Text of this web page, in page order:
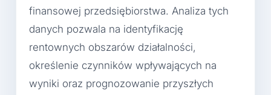
finansowej przedsiębiorstwa. Analiza tych
danych pozwala na identyfikację
rentownych obszarów działalności,
określenie czynników wpływających na
wyniki oraz prognozowanie przyszłych